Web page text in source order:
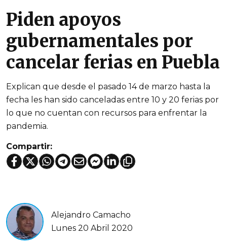
Piden apoyos
gubernamentales por
cancelar ferias en Puebla
Explican que desde el pasado 14 de marzo hasta la
fecha les han sido canceladas entre 10 y 20 ferias por
lo que no cuentan con recursos para enfrentar la
pandemia.
Compartir:
Alejandro Camacho
Lunes 20 Abril 2020